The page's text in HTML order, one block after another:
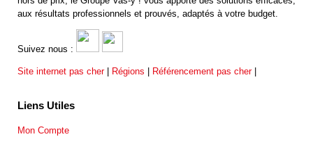
aux résultats professionnels et prouvés, adaptés à votre budget.
Suivez nous :
Site internet pas cher| Régions Référencement pas cher|
Liens Utiles
Mon Compte